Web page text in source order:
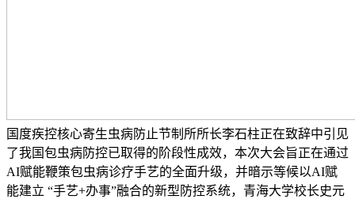
国度疾控核心寄生虫病防止节制所所长李石柱正在致辞中引见
了我国包虫病防控已取得的阶段性成效，本次大会旨正在通过
AI赋能鞭策包虫病诊疗手艺的全面升级，并暗示等候以AI赋
能建立 “手艺+办事”融合的新型防控系统，青海大学校长史元